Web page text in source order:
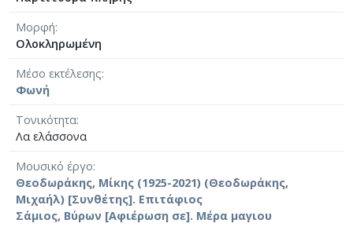
[Φάκελος] GR-As-MTH-003-Sc-029-165-
[Φάκελος] GR-As-MTH-003-Sc-029-169-
[Φάκελος] GR-As-MTH-003-Sc-030-175-Une
[Φάκελος] GR-As-MTH-003-Sc-030-176-Η
Μορφή
Ολοκληρωμένη
Μέσο εκτέλεσης
Φωνή
Τονικότητα
Λα ελάσσονα
Μουσικό έργο
Θεοδωράκης, Μίκης (1925-2021) (Θεοδωράκης,
Μιχαήλ) [Συνθέτης]. Επιτάφιος
Σάμιος, Βύρων [Αφιέρωση σε]. Μέρα μαγιου